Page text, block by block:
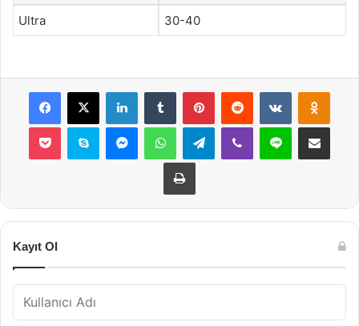
Ultra 30-40
Facebook
X LinkedInTumblr PinterestReddit VKontakte
Pocket Skype MessengerWhatsAppTelegramViber Line E-Posta ile
Yazdır
Kayıt Ol